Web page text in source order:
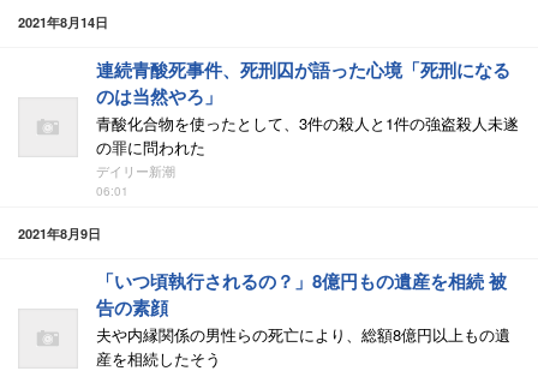
2021年8月14日
連続青酸死事件、死刑囚が語った心境「死刑になる
のは当然やろ」
青酸化合物を使ったとして、3件の殺人と1件の強盗殺人未遂
の罪に問われた
デイリー新潮
06:01
2021年8月9日
「いつ頃執行されるの？」8億円もの遺産を相続 被
告の素顔
夫や内縁関係の男性らの死亡により、総額8億円以上もの遺
産を相続したそう